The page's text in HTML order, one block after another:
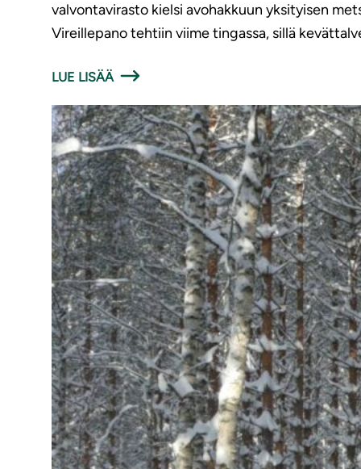
valvontavirasto kielsi avohakkuun yksityisen
Vireillepano tehtiin viime tingassa, sillä
LUE LISÄÄ